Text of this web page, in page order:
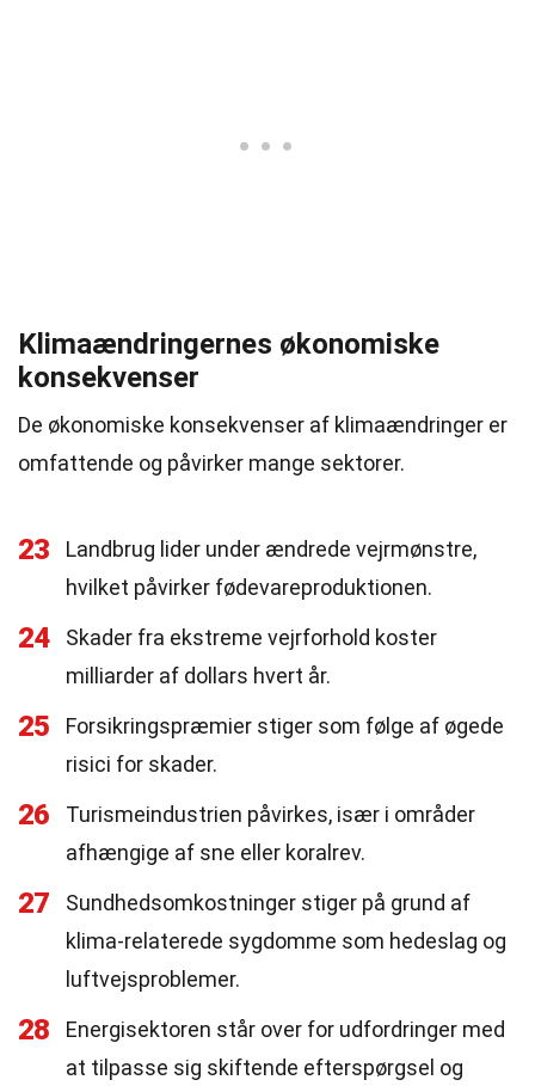
Klimaændringernes økonomiske
konsekvenser
De økonomiske konsekvenser af klimaændringer er
omfattende og påvirker mange sektorer.
23
Landbrug lider under ændrede vejrmønstre,
hvilket påvirker fødevareproduktionen.
24
Skader fra ekstreme vejrforhold koster
milliarder af dollars hvert år.
25
Forsikringspræmier stiger som følge af øgede
risici for skader.
26
Turismeindustrien påvirkes, især i områder
afhængige af sne eller koralrev.
27
Sundhedsomkostninger stiger på grund af
klima-relaterede sygdomme som hedeslag og
luftvejsproblemer.
28
Energisektoren står over for udfordringer med
at tilpasse sig skiftende efterspørgsel og